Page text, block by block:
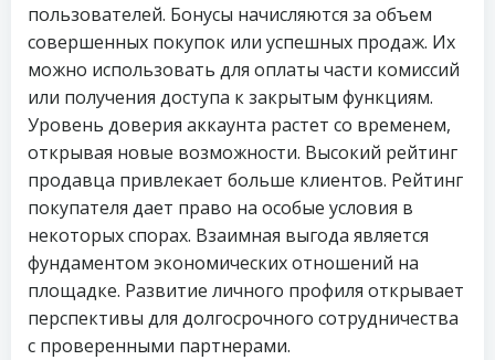
пользователей. Бонусы начисляются за объем
совершенных покупок или успешных продаж. Их
можно использовать для оплаты части комиссий
или получения доступа к закрытым функциям.
Уровень доверия аккаунта растет со временем,
открывая новые возможности. Высокий рейтинг
продавца привлекает больше клиентов. Рейтинг
покупателя дает право на особые условия в
некоторых спорах. Взаимная выгода является
фундаментом экономических отношений на
площадке. Развитие личного профиля открывает
перспективы для долгосрочного сотрудничества
с проверенными партнерами.